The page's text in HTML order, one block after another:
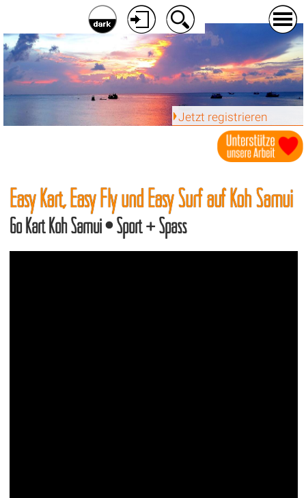
Jetzt registrieren
Easy Kart, Easy Fly und Easy Surf auf Koh Samui
Go Kart Koh Samui • Sport + Spass